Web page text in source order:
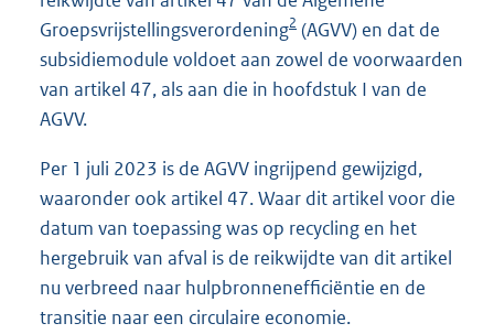
Groepsvrijstellingsverordening2 (AGVV) en dat de
subsidiemodule voldoet aan zowel de voorwaarden
van artikel 47, als aan die in hoofdstuk I van de
AGVV.
Per 1 juli 2023 is de AGVV ingrijpend gewijzigd,
waaronder ook artikel 47. Waar dit artikel voor die
datum van toepassing was op recycling en het
hergebruik van afval is de reikwijdte van dit artikel
nu verbreed naar hulpbronnenefficiëntie en de
transitie naar een circulaire economie.